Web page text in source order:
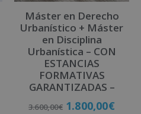
Máster en Derecho
Urbanístico + Máster
en Disciplina
Urbanística – CON
ESTANCIAS
FORMATIVAS
GARANTIZADAS –
3.600,00€ 1.800,00€